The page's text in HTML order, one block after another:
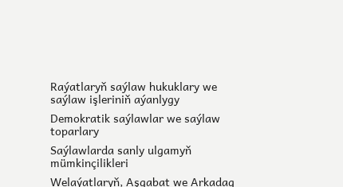
Raýatlaryň saýlaw hukuklary we
saýlaw işleriniň aýanlygy
Demokratik saýlawlar we saýlaw
toparlary
Saýlawlarda sanly ulgamyň
mümkinçilikleri
Welaýatlaryň, Aşgabat we Arkadag